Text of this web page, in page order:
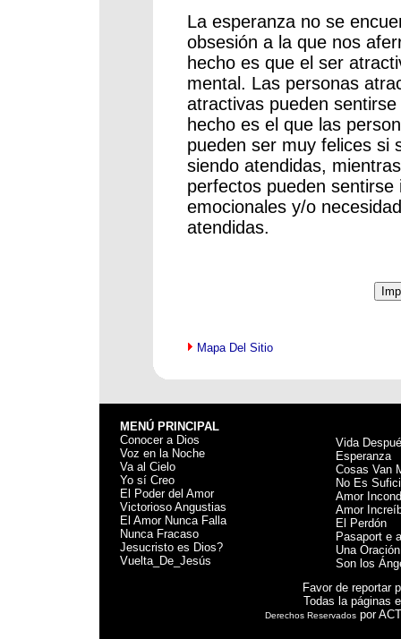
La esperanza no se
obsesión a la que nos
hecho es que el ser
mental. Las personas
atractivas pueden
hecho es el que las
pueden ser muy felices si
siendo atendidas,
perfectos pueden
emocionales y/o
atendidas.
Mapa Del Sitio
MENÚ PRINCIPAL
Conocer a Dios
Voz en la Noche
Va al Cielo
Yo sí Creo
El Poder del Amor
Victorioso Angustias
El Amor Nunca Falla
Nunca Fracaso
Jesucristo es Dios?
Vuelta_De_Jesús
Vida
Esperanza
Cosas Van
No Es
Amor
Amor
El Perdón
Pasaport e
Una Oración
Son los
Favor de reportar
Todas la páginas
Derechos Reservadospor